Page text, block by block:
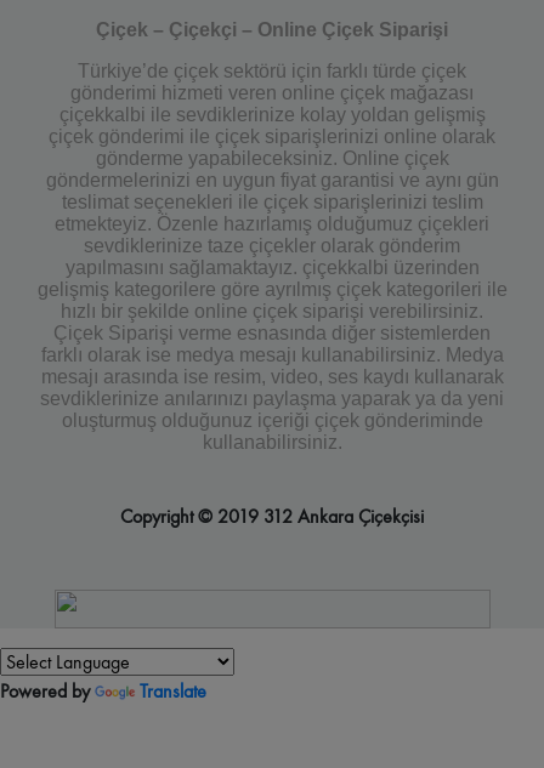
Çiçek – Çiçekçi – Online Çiçek Siparişi
Türkiye’de çiçek sektörü için farklı türde çiçek
gönderimi hizmeti veren online çiçek mağazası
çiçekkalbi ile sevdiklerinize kolay yoldan gelişmiş
çiçek gönderimi ile çiçek siparişlerinizi online olarak
gönderme yapabileceksiniz. Online çiçek
göndermelerinizi en uygun fiyat garantisi ve aynı gün
teslimat seçenekleri ile çiçek siparişlerinizi teslim
etmekteyiz. Özenle hazırlamış olduğumuz çiçekleri
sevdiklerinize taze çiçekler olarak gönderim
yapılmasını sağlamaktayız. çiçekkalbi üzerinden
gelişmiş kategorilere göre ayrılmış çiçek kategorileri ile
hızlı bir şekilde online çiçek siparişi verebilirsiniz.
Çiçek Siparişi verme esnasında diğer sistemlerden
farklı olarak ise medya mesajı kullanabilirsiniz. Medya
mesajı arasında ise resim, video, ses kaydı kullanarak
sevdiklerinize anılarınızı paylaşma yaparak ya da yeni
oluşturmuş olduğunuz içeriği çiçek gönderiminde
kullanabilirsiniz.
Copyright © 2019 312 Ankara Çiçekçisi
Powered by Translate